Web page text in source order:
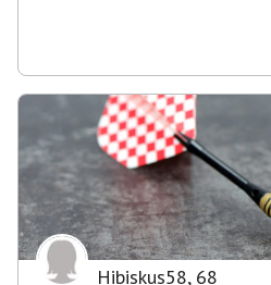
Hibiskus58, 68